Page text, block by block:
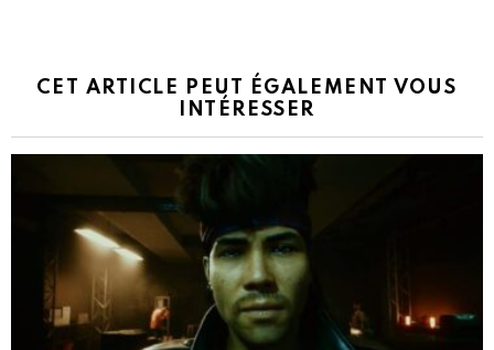
CET ARTICLE PEUT ÉGALEMENT VOUS
INTÉRESSER